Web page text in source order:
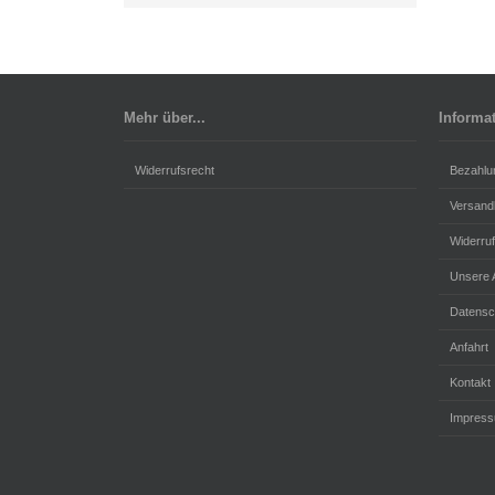
Mehr über...
Widerrufsrecht
Unsere
Anfahrt
Kontakt